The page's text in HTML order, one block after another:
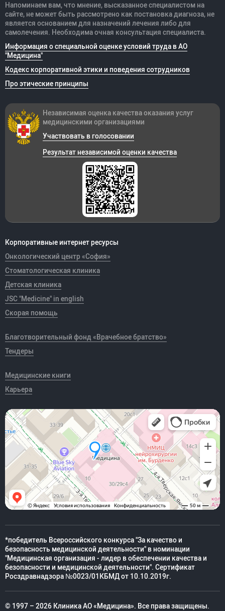
Напоминаем вам, что мнение, высказанное специалистом на
сайте, не может быть рассмотрено как постановка диагноза, не
является основанием для назначений лечения либо для
самолечения. Необходима очная консультация специалиста.
Информация о специальной оценке условий труда в АО
"Медицина"
Кодекс корпоративной этики и поведения сотрудников
Про этические принципы
Корпоративные интернет ресурсы
Онкологический центр «София»
Стоматологическая клиника
Детская клиника
JSC "Medicine" in english
Скорая помощь
Благотворительный фонд «Врачебное братство»
Тендеры
Медицинские книги
Карьера
Независимая оценка качества оказания услуг
медицинскими организациями
Участвовать в голосовании
Результат независимой оценки качества
*победитель Всероссийского конкурса "За качество и
безопасность медицинской деятельности" в номинации
"Медицинская организация - лидер в обеспечении качества и
безопасности и медицинской деятельности". Сертификат
Росздравнадзора №0023/01КБМД от 10.10.2019г.
© 1997 – 2026 Клиника АО «Медицина». Все права защищены.